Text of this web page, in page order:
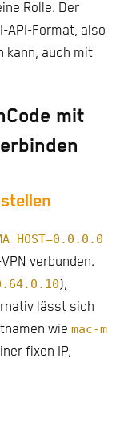
Rolle. Der
API-Format, also
kann, auch mit
mit
verbunden.
),
lässt sich
wie mac-m
fixen IP,